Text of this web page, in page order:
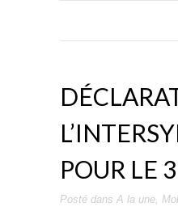
POUR LE
Posté dans A la une,